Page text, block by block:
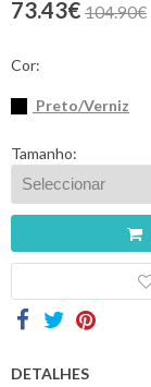
73.43€ 104.90€
Cor:
Preto/Verniz
Tamanho:
DETALHES